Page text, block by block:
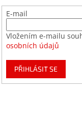
E-mail
Vložením e-mailu
osobních údajů
PŘIHLÁSIT SE